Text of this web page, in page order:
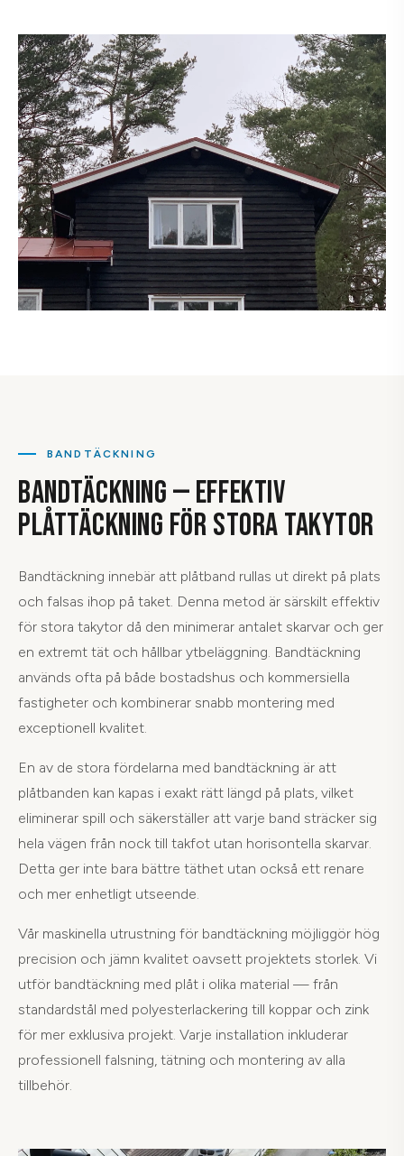
BANDTÄCKNING
BANDTÄCKNING — EFFEKTIV
PLÅTTÄCKNING FÖR STORA TAKYTOR
Bandtäckning innebär att plåtband rullas ut direkt på plats
och falsas ihop på taket. Denna metod är särskilt effektiv
för stora takytor då den minimerar antalet skarvar och ger
en extremt tät och hållbar ytbeläggning. Bandtäckning
används ofta på både bostadshus och kommersiella
fastigheter och kombinerar snabb montering med
exceptionell kvalitet.
En av de stora fördelarna med bandtäckning är att
plåtbanden kan kapas i exakt rätt längd på plats, vilket
eliminerar spill och säkerställer att varje band sträcker sig
hela vägen från nock till takfot utan horisontella skarvar.
Detta ger inte bara bättre täthet utan också ett renare
och mer enhetligt utseende.
Vår maskinella utrustning för bandtäckning möjliggör hög
precision och jämn kvalitet oavsett projektets storlek. Vi
utför bandtäckning med plåt i olika material — från
standardstål med polyesterlackering till koppar och zink
för mer exklusiva projekt. Varje installation inkluderar
professionell falsning, tätning och montering av alla
tillbehör.